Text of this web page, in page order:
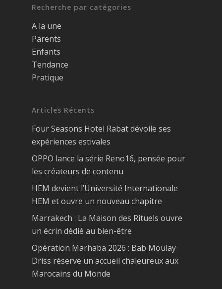
Recherche par catégories
A la une
Parents
Enfants
Tendance
Pratique
Articles Récents
Four Seasons Hotel Rabat dévoile ses
expériences estivales
OPPO lance la série Reno16, pensée pour
les créateurs de contenu
HEM devient l’Université Internationale
HEM et ouvre un nouveau chapitre
Marrakech : La Maison des Rituels ouvre
un écrin dédié au bien-être
Opération Marhaba 2026 : Bab Moulay
Driss réserve un accueil chaleureux aux
Marocains du Monde